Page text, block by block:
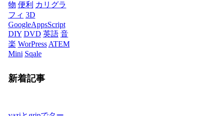
物 便利 カリグラ
フィ 3D
GoogleAppsScript
DIY DVD 英語 音
楽 WorPressATEM
Mini Sqale
新着記事